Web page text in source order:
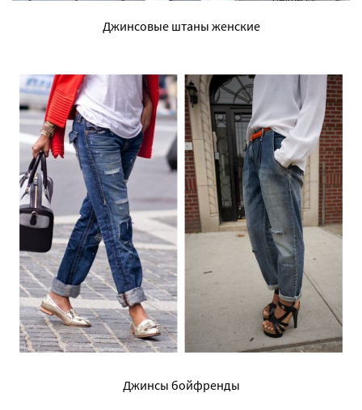
Джинсовые штаны женские
Джинсы бойфренды